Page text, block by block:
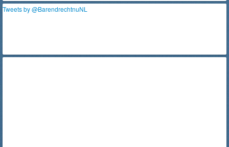
Tweets by @BarendrechtnuNL